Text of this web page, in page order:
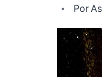
Por